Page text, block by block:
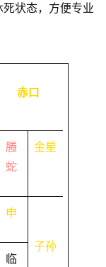
状态，方便专业
赤口
螣
蛇
金星
申
临
子孙